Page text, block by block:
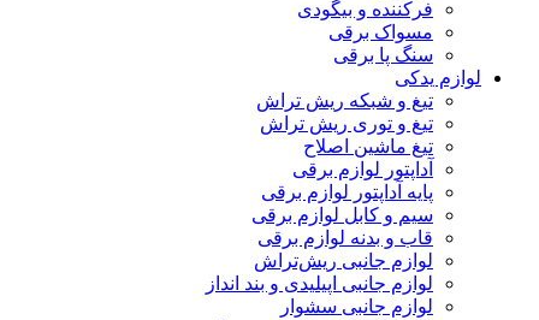
فرکننده و بیگودی
مسواک برقی
سنگ پا برقی
لوازم یدکی
تیغ و شبکه ریش تراش
تیغ و توری ریش تراش
تیغ ماشین اصلاح
آداپتور لوازم برقی
پایه آداپتور لوازم برقی
سیم و کابل لوازم برقی
قاب و بدنه لوازم برقی
لوازم جانبی ریش‌تراش
لوازم جانبی اپیلیدی و بند انداز
لوازم جانبی سشوار